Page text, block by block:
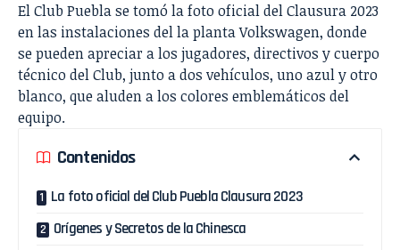
El Club Puebla se tomó la foto oficial del Clausura 2023
en las instalaciones del la planta Volkswagen, donde
se pueden apreciar a los jugadores, directivos y cuerpo
técnico del Club, junto a dos vehículos, uno azul y otro
blanco, que aluden a los colores emblemáticos del
equipo.
Contenidos
La foto oficial del Club Puebla Clausura 2023
Orígenes y Secretos de la Chinesca